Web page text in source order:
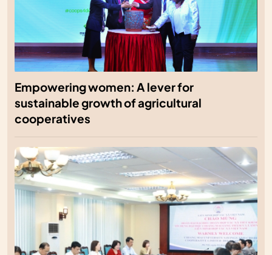
Empowering women: A lever for
sustainable growth of agricultural
cooperatives